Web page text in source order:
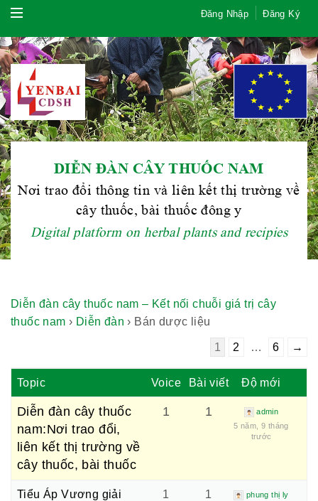
Đăng Nhập Đăng Ký
DIỄN ĐÀN CÂY THUỐC NAM
Nơi trao đổi thông tin và liên kết thị trường về
cây thuốc, bài thuốc đông y
Digital platform on herbal plants and recipies
Diễn đàn cây thuốc nam – Kết nối chuỗi giá trị cây
thuốc nam › Diễn đàn › Bán dược liệu
1 2 … 6 →
Topic Voice Bài viết Độ mới
Diễn đàn cây thuốc
nam:Nơi trao đổi,
liên kết thị trường về
cây thuốc, bài thuốc
1 1
5 năm, 9 tháng
trước
admin
Tiểu Áp Vương giải
1 1 phung thị ly